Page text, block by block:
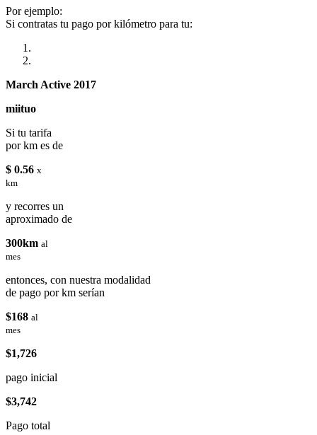
Por ejemplo:
Si contratas tu pago por kilómetro para tu:
March Active 2017
miituo
Si tu tarifa
por km es de
$ 0.56 x
km
y recorres un
aproximado de
300km al
mes
entonces, con nuestra modalidad
de pago por km serían
$168 al
mes
$1,726
pago inicial
$3,742
Pago total